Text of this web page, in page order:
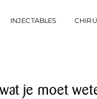
INJECTABLES
je moet